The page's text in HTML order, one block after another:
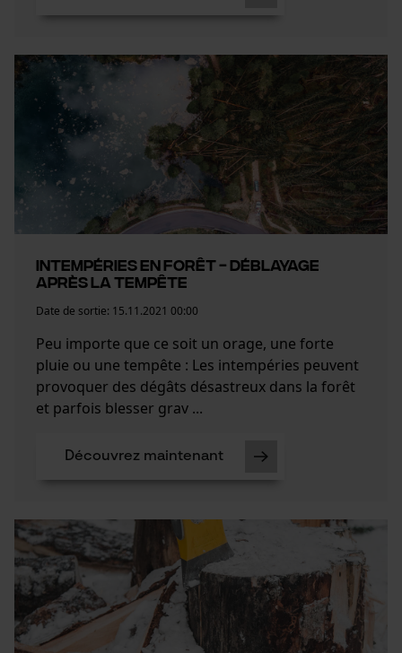
Intempéries en forêt - Déblayage
après la tempête
Date de sortie: 15.11.2021 00:00
Peu importe que ce soit un orage, une forte
pluie ou une tempête : Les intempéries peuvent
provoquer des dégâts désastreux dans la forêt
et parfois blesser grav ...
Découvrez maintenant